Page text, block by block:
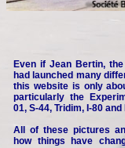
Even if Jean Bertin,
had launched many
this website is only
particularly the
01, S-44, Tridim, I-80
All of these pictures
how things have